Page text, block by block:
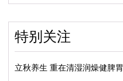
特别关注
立秋养生 重在清湿润燥健脾胃